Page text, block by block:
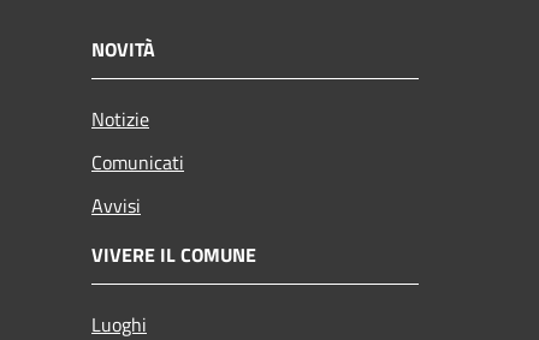
NOVITÀ
Notizie
Comunicati
Avvisi
VIVERE IL COMUNE
Luoghi